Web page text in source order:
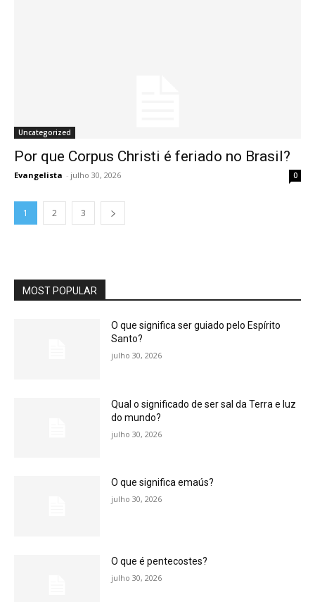
Uncategorized
Por que Corpus Christi é feriado no Brasil?
Evangelista - julho 30, 2026 0
1 2 3
MOST POPULAR
O que significa ser guiado pelo Espírito
Santo?
julho 30, 2026
Qual o significado de ser sal da Terra e luz
do mundo?
julho 30, 2026
O que significa emaús?
julho 30, 2026
O que é pentecostes?
julho 30, 2026